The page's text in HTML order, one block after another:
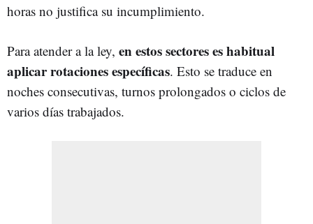
horas no justifica su incumplimiento.
Para atender a la ley, en estos sectores es habitual
aplicar rotaciones específicas. Esto se traduce en
noches consecutivas, turnos prolongados o ciclos de
varios días trabajados.